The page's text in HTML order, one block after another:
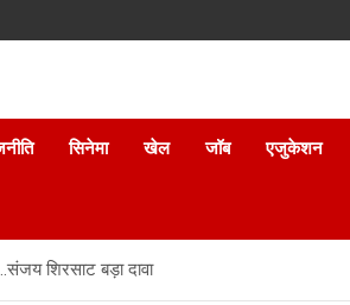
सिनेमा खेल जॉब एजुकेशन
शिरसाट बड़ा दावा